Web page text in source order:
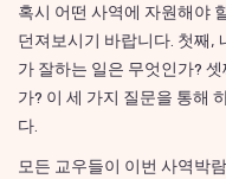
혹시 어떤 사역에 자원해야
던져보시기 바랍니다. 첫째,
가 잘하는 일은 무엇인가?
가? 이 세 가지 질문을 통해
다.
모든 교우들이 이번 사역박